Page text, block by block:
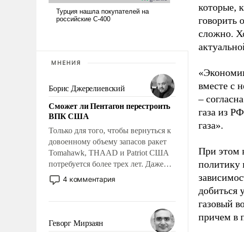
МНЕНИЯ
Борис Джерелиевский
Сможет ли Пентагон перестроить
ВПК США
Только для того, чтобы вернуться к
довоенному объему запасов ракет
Tomahawk, THAAD и Patriot США
потребуется более трех лет. Даже
небольшая война с Ираном
опустошила американские
уязвимости США, например, перед
4 комментария
Геворг Мирзаян
которые,
говорить
сложно.
вместе с
–
газа из
газа».
При этом
политику
добиться
газовый
причем в